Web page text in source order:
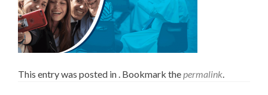
This entry was posted in . Bookmark thepermalink.